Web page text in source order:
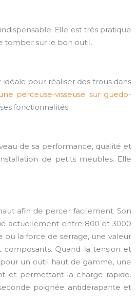
Elle est très pratique
tomber sur le bon outil.
pour réaliser des trous dans
perceuse-visseuse sur guedo-
fonctionnalités.
de sa performance, qualité et
de petits meubles. Elle
afin de percer facilement. Son
actuellement entre 800 et 3000
la force de serrage, une valeur
Quand la tension et
un outil haut de gamme, une
et permettant la charge rapide.
poignée antidérapante et